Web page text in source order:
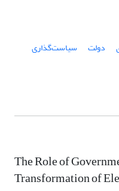
دولت سیاست‌گذاری
The Role of
Transformation of